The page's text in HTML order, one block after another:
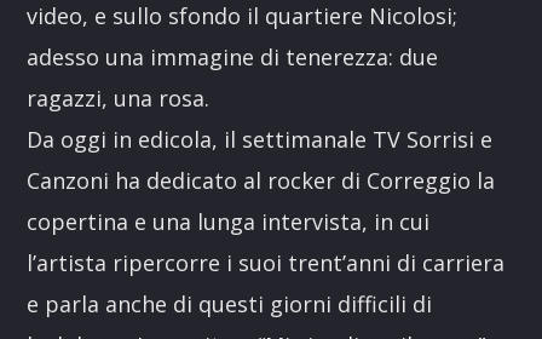
video, e sullo sfondo il quartiere Nicolosi;
adesso una immagine di tenerezza: due
ragazzi, una rosa.
Da oggi in edicola, il settimanale TV Sorrisi e
Canzoni ha dedicato al rocker di Correggio la
copertina e una lunga intervista, in cui
l’artista ripercorre i suoi trent’anni di carriera
e parla anche di questi giorni difficili di